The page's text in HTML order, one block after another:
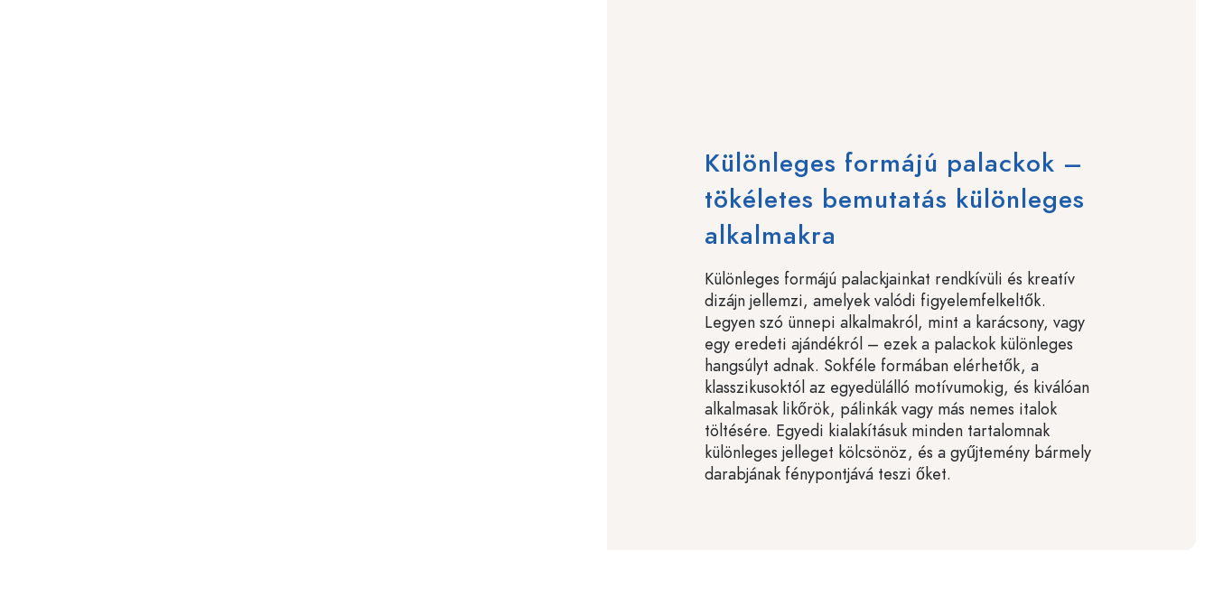
Különleges formájú palackok –
tökéletes bemutatás különleges
alkalmakra
Különleges formájú palackjainkat rendkívüli és kreatív
dizájn jellemzi, amelyek valódi figyelemfelkeltők.
Legyen szó ünnepi alkalmakról, mint a karácsony, vagy
egy eredeti ajándékról – ezek a palackok különleges
hangsúlyt adnak. Sokféle formában elérhetők, a
klasszikusoktól az egyedülálló motívumokig, és kiválóan
alkalmasak likőrök, pálinkák vagy más nemes italok
töltésére. Egyedi kialakításuk minden tartalomnak
különleges jelleget kölcsönöz, és a gyűjtemény bármely
darabjának fénypontjává teszi őket.